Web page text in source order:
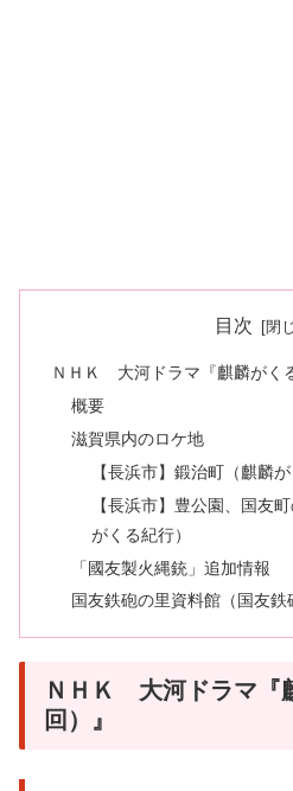
目次
ＮＨＫ 大河ドラマ『麒麟がく
概要
滋賀県内のロケ地
【長浜市】鍛治町（麒麟が
【長浜市】豊公園、国友
がくる紀行）
「國友製火縄銃」追加情報
国友鉄砲の里資料館（国友鉄
ＮＨＫ 大河ドラマ『
回）』